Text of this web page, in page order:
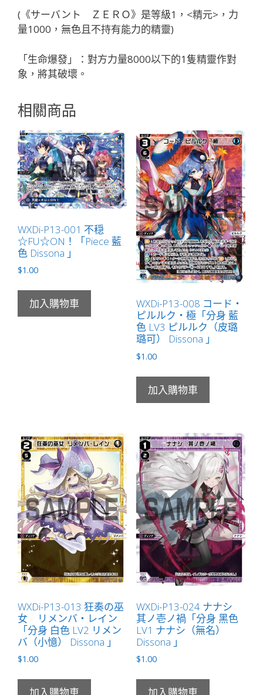
「精
靈
紅
色
LV1
羅：
宙
Dissona
有
LB」
數
量
(《サーバント ＺＥＲＯ》是等級1，<精元>，力
量1000，無色且不持有能力的精靈)
「生命爆發」：對方力量8000以下的1隻精靈作對
象，將其破壞。
相關商品
WXDi-P13-001 不穏
☆FU☆ON！「Piece 藍
色 Dissona 」
$1.00
加入購物車
WXDi-P13-008 コード・
ピルルク・極「分身 藍
色 LV3 ピルルク（皮璐
璐可） Dissona 」
$1.00
加入購物車
WXDi-P13-013 狂奏の巫
女 リメンバ・レイン
「分身 白色 LV2 リメン
バ（小憶） Dissona 」
$1.00
WXDi-P13-024 ナナシ
其ノ壱ノ禍「分身 黑色
LV1 ナナシ（無名）
Dissona 」
$1.00